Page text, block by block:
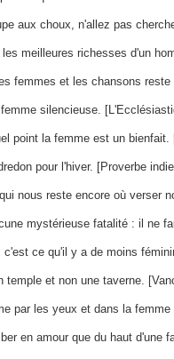
aux choux, n'allez pas
meilleures richesses d'un
femmes et les chansons
silencieuse.
point la femme est un bienfait.
pour l'hiver. [Proverbe
nous reste encore où verser
mystérieuse fatalité : il ne
ce qu'il y a de moins
temple et non une taverne.
par les yeux et dans la
en amour que du haut d'une